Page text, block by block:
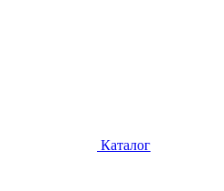
Каталог